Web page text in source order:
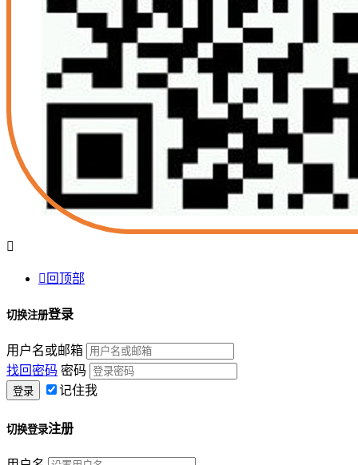

 回顶部
切换注册登录
用户名或邮箱
找回密码 密码
记住我
切换登录注册